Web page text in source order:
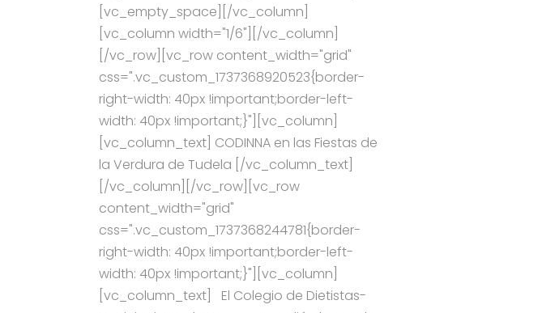
[vc_empty_space][/vc_column]
[vc_column width="1/6"][/vc_column]
[/vc_row][vc_row content_width="grid"
css=".vc_custom_1737368920523{border-
right-width: 40px !important;border-left-
width: 40px !important;}"][vc_column]
[vc_column_text] CODINNA en las Fiestas de
la Verdura de Tudela [/vc_column_text]
[/vc_column][/vc_row][vc_row
content_width="grid"
css=".vc_custom_1737368244781{border-
right-width: 40px !important;border-left-
width: 40px !important;}"][vc_column]
[vc_column_text] El Colegio de Dietistas-